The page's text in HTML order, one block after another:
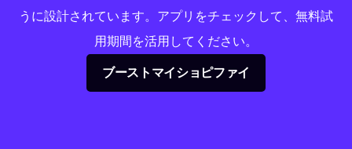
うに設計されています。アプリをチェックして、無料試
用期間を活用してください。
ブーストマイショピファイ